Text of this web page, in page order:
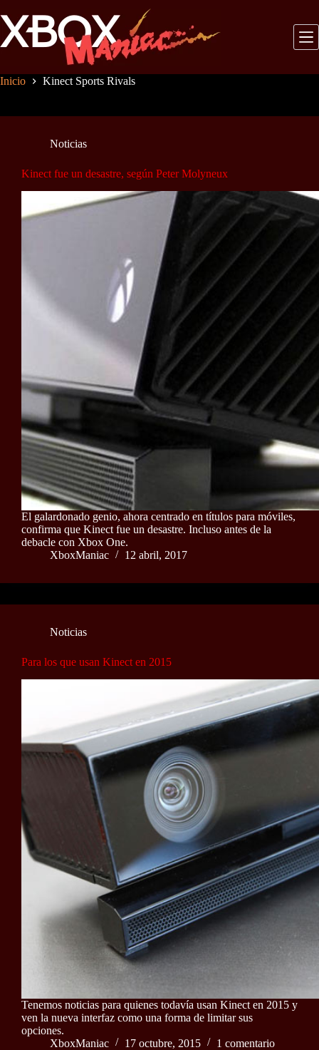
al
contenido
Inicio Kinect Sports Rivals
Noticias
Kinect fue un desastre, según Peter Molyneux
El galardonado genio, ahora centrado en títulos para móviles,
confirma que Kinect fue un desastre. Incluso antes de la
debacle con Xbox One.
XboxManiac
12 abril, 2017
Noticias
Para los que usan Kinect en 2015
Tenemos noticias para quienes todavía usan Kinect en 2015 y
ven la nueva interfaz como una forma de limitar sus
opciones.
XboxManiac
17 octubre, 2015 1 comentario